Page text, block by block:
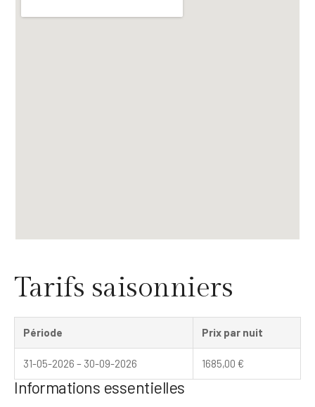
Tarifs saisonniers
Période Prix par nuit
31-05-2026 – 30-09-2026 1685,00 €
Informations essentielles